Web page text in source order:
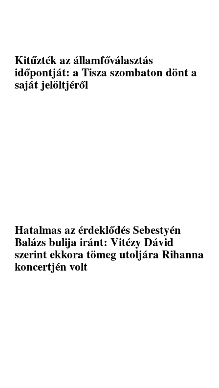
Kitűzték az államfőválasztás
időpontját: a Tisza szombaton dönt a
saját jelöltjéről
Hatalmas az érdeklődés Sebestyén
Balázs bulija iránt: Vitézy Dávid
szerint ekkora tömeg utoljára Rihanna
koncertjén volt